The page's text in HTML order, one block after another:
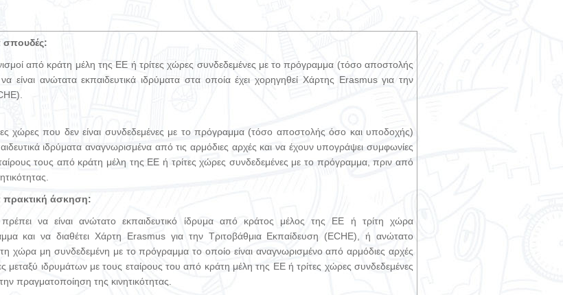
σπουδές:
από κράτη μέλη της ΕΕ ή τρίτες χώρες συνδεδεμένες με το πρόγραμμα (τόσο αποστολής
είναι ανώτατα εκπαιδευτικά ιδρύματα στα οποία έχει χορηγηθεί Χάρτης Erasmus για την
χώρες που δεν είναι συνδεδεμένες με το πρόγραμμα (τόσο αποστολής όσο και υποδοχής)
ιδρύματα αναγνωρισμένα από τις αρμόδιες αρχές και να έχουν υπογράψει συμφωνίες
τους από κράτη μέλη της ΕΕ ή τρίτες χώρες συνδεδεμένες με το πρόγραμμα, πριν από
πρακτική άσκηση:
να είναι ανώτατο εκπαιδευτικό ίδρυμα από κράτος μέλος της ΕΕ ή τρίτη χώρα
και να διαθέτει Χάρτη Erasmus για την Τριτοβάθμια Εκπαίδευση (ECHE), ή ανώτατο
χώρα μη συνδεδεμένη με το πρόγραμμα το οποίο είναι αναγνωρισμένο από αρμόδιες αρχές
μεταξύ ιδρυμάτων με τους εταίρους του από κράτη μέλη της ΕΕ ή τρίτες χώρες συνδεδεμένες
πραγματοποίηση της κινητικότητας.